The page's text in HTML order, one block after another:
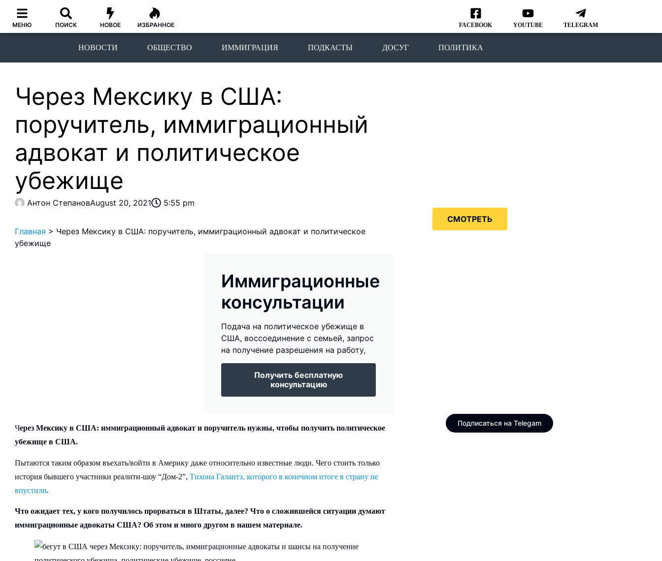
МЕНЮ ПОИСК НОВОЕ ИЗБРАННОЕ FACEBOOK YOUTUBE TELEGRAM
НОВОСТИ ОБЩЕСТВО ИММИГРАЦИЯ ПОДКАСТЫ ДОСУГ ПОЛИТИКА
Через Мексику в США:
поручитель, иммиграционный
адвокат и политическое
убежище
Антон СтепановAugust 20, 2021 5:55 pm
Главная > Через Мексику в США: поручитель, иммиграционный адвокат и политическое
убежище
Иммиграционные
консультации
Подача на политическое убежище в
США, воссоединение с семьей, запрос
на получение разрешения на работу,
Получить бесплатную
консультацию
Через Мексику в США: иммиграционный адвокат и поручитель нужны, чтобы получить политическое
убежище в США.
Пытаются таким образом въехать/войти в Америку даже относительно известные люди. Чего стоить только
история бывшего участники реалити-шоу “Дом-2”, Тихона Галантэ, которого в конечном итоге в страну не
впустили.
Что ожидает тех, у кого получилось прорваться в Штаты, далее? Что о сложившейся ситуации думают
иммиграционные адвокаты США? Об этом и много другом в нашем материале.
СМОТРЕТЬ
Подписаться на Telegam